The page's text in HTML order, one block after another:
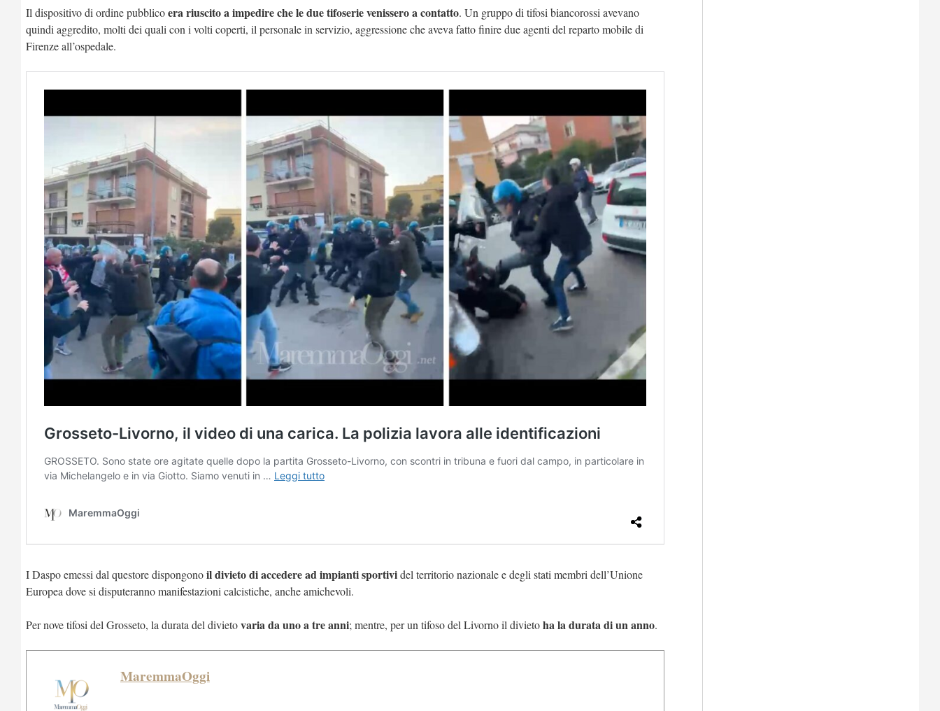
Il dispositivo di ordine pubblicoera riuscito a impedire che le due tifoserie venissero a contatto. Un gruppo di tifosi biancorossi avevano
quindi aggredito, molti dei quali con i volti coperti, il personale in servizio, aggressione che aveva fatto finire due agenti del reparto mobile di
Firenze all’ospedale.
I Daspo emessi dal questore dispongonoil divieto di accedere ad impianti sportividel territorio nazionale e degli stati membri dell’Unione
Europea dove si disputeranno manifestazioni calcistiche, anche amichevoli.
Per nove tifosi del Grosseto, la durata del divietovaria da uno a tre anni; mentre, per un tifoso del Livorno il divietoha la durata di un anno.
MaremmaOggi